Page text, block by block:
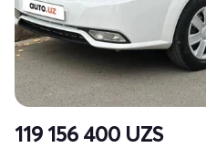
119 156 400 UZS